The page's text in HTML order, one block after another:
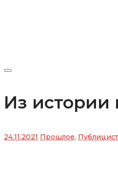
Из истории
24.11.2021 Прошлое,